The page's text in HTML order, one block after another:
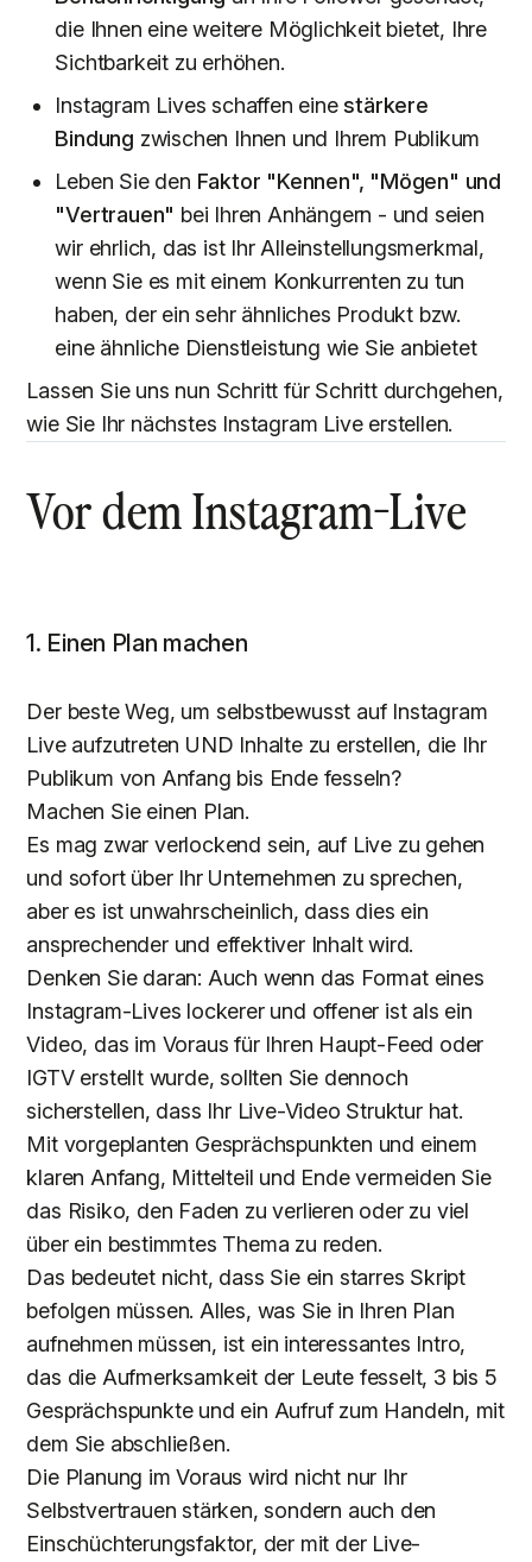
die Ihnen eine weitere Möglichkeit bietet, Ihre
Sichtbarkeit zu erhöhen.
Instagram Lives schaffen einestärkere
Bindung zwischen Ihnen und Ihrem Publikum
Leben Sie den Faktor "Kennen", "Mögen" und
"Vertrauen" bei Ihren Anhängern - und seien
wir ehrlich, das ist Ihr Alleinstellungsmerkmal,
wenn Sie es mit einem Konkurrenten zu tun
haben, der ein sehr ähnliches Produkt bzw.
eine ähnliche Dienstleistung wie Sie anbietet
Lassen Sie uns nun Schritt für Schritt durchgehen,
wie Sie Ihr nächstes Instagram Live erstellen.
Vor dem Instagram-Live
1. Einen Plan machen
Der beste Weg, um selbstbewusst auf Instagram
Live aufzutreten UND Inhalte zu erstellen, die Ihr
Publikum von Anfang bis Ende fesseln?
Machen Sie einen Plan.
Es mag zwar verlockend sein, auf Live zu gehen
und sofort über Ihr Unternehmen zu sprechen,
aber es ist unwahrscheinlich, dass dies ein
ansprechender und effektiver Inhalt wird.
Denken Sie daran: Auch wenn das Format eines
Instagram-Lives lockerer und offener ist als ein
Video, das im Voraus für Ihren Haupt-Feed oder
IGTV erstellt wurde, sollten Sie dennoch
sicherstellen, dass Ihr Live-Video Struktur hat.
Mit vorgeplanten Gesprächspunkten und einem
klaren Anfang, Mittelteil und Ende vermeiden Sie
das Risiko, den Faden zu verlieren oder zu viel
über ein bestimmtes Thema zu reden.
Das bedeutet nicht, dass Sie ein starres Skript
befolgen müssen. Alles, was Sie in Ihren Plan
aufnehmen müssen, ist ein interessantes Intro,
das die Aufmerksamkeit der Leute fesselt, 3 bis 5
Gesprächspunkte und ein Aufruf zum Handeln, mit
dem Sie abschließen.
Die Planung im Voraus wird nicht nur Ihr
Selbstvertrauen stärken, sondern auch den
Einschüchterungsfaktor, der mit der Live-